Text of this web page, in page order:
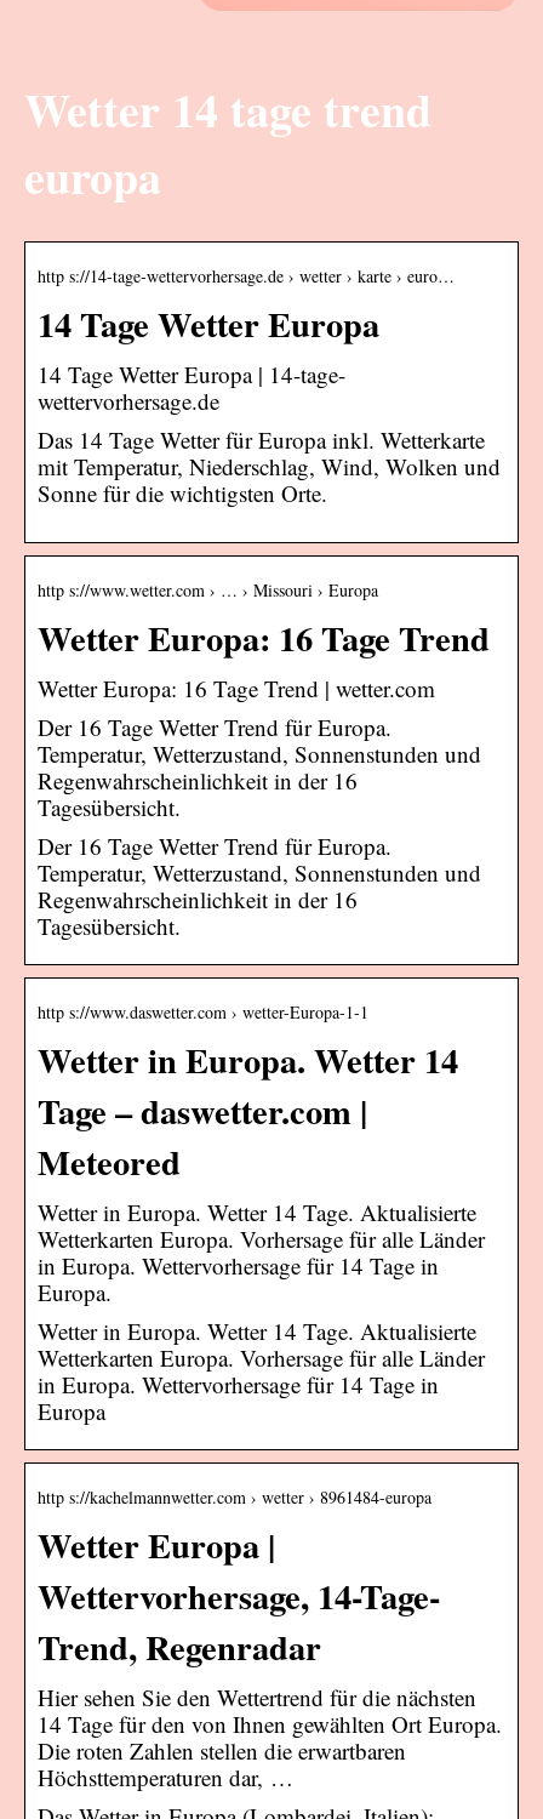
Wetter 14 tage trend
europa
http s://14-tage-wettervorhersage.de › wetter › karte › euro…
14 Tage Wetter Europa
14 Tage Wetter Europa | 14-tage-
wettervorhersage.de
Das 14 Tage Wetter für Europa inkl. Wetterkarte
mit Temperatur, Niederschlag, Wind, Wolken und
Sonne für die wichtigsten Orte.
http s://www.wetter.com › … › Missouri › Europa
Wetter Europa: 16 Tage Trend
Wetter Europa: 16 Tage Trend | wetter.com
Der 16 Tage Wetter Trend für Europa.
Temperatur, Wetterzustand, Sonnenstunden und
Regenwahrscheinlichkeit in der 16
Tagesübersicht.
Der 16 Tage Wetter Trend für Europa.
Temperatur, Wetterzustand, Sonnenstunden und
Regenwahrscheinlichkeit in der 16
Tagesübersicht.
http s://www.daswetter.com › wetter-Europa-1-1
Wetter in Europa. Wetter 14
Tage – daswetter.com |
Meteored
Wetter in Europa. Wetter 14 Tage. Aktualisierte
Wetterkarten Europa. Vorhersage für alle Länder
in Europa. Wettervorhersage für 14 Tage in
Europa.
Wetter in Europa. Wetter 14 Tage. Aktualisierte
Wetterkarten Europa. Vorhersage für alle Länder
in Europa. Wettervorhersage für 14 Tage in
Europa
http s://kachelmannwetter.com › wetter › 8961484-europa
Wetter Europa |
Wettervorhersage, 14-Tage-
Trend, Regenradar
Hier sehen Sie den Wettertrend für die nächsten
14 Tage für den von Ihnen gewählten Ort Europa.
Die roten Zahlen stellen die erwartbaren
Höchsttemperaturen dar, …